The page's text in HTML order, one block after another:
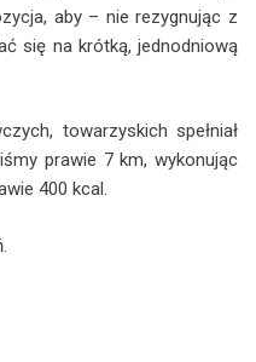
aby – nie rezygnując z
się na krótką, jednodniową
towarzyskich spełniał
prawie 7 km, wykonując
400 kcal.